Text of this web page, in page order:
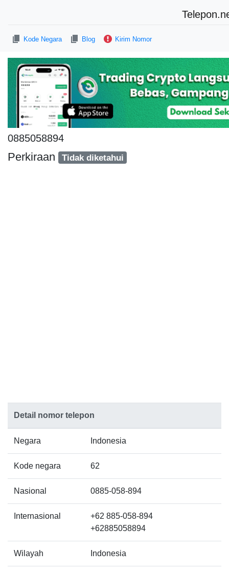
Kode Negara Blog Kirim Nomor
0885058894
Perkiraan Tidak diketahui
Detail nomor telepon
Negara Indonesia
Kode negara 62
Nasional 0885-058-894
Internasional
+62 885-058-894
+62885058894
Wilayah Indonesia